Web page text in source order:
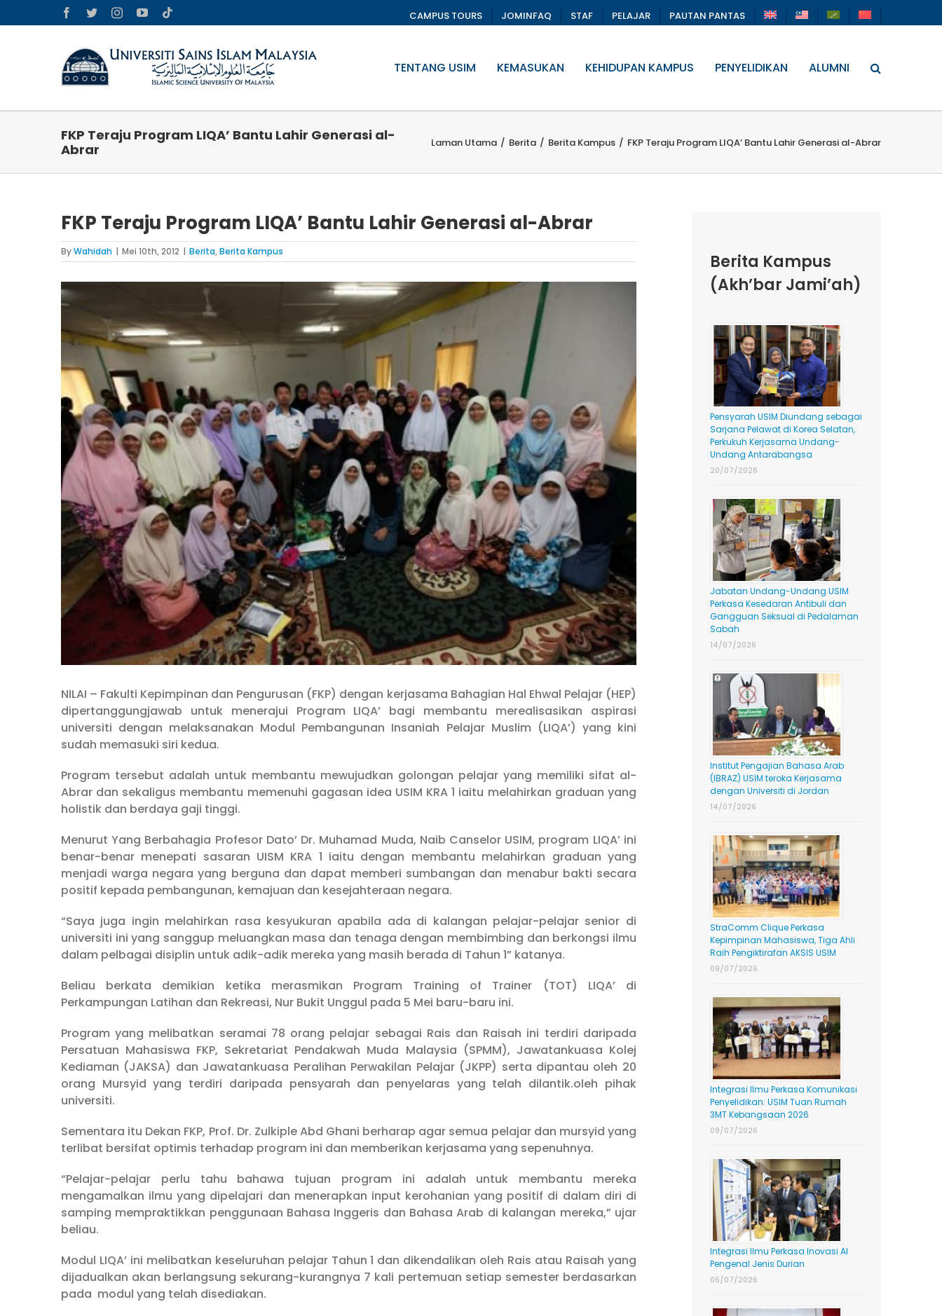
to
Facebook
TwitterInstagramYouTube CAMPUS TOURS JOMINFAQ STAF PELAJAR PAUTAN PANTAS
TENTANG USIM KEMASUKAN KEHIDUPAN KAMPUS PENYELIDIKAN ALUMNI
FKP Teraju Program LIQA’ Bantu Lahir Generasi al-
Abrar
Laman Utama / Berita / Berita Kampus / FKP Teraju Program LIQA’ Bantu Lahir Generasi al-Abrar
FKP Teraju Program LIQA’ Bantu Lahir Generasi al-Abrar
ByWahidah | Mei 10th, 2012 | Berita,Berita Kampus
View
Larger
NILAI – Fakulti Kepimpinan dan Pengurusan (FKP) dengan kerjasama Bahagian Hal Ehwal Pelajar (HEP)
dipertanggungjawab untuk menerajui Program LIQA’ bagi membantu merealisasikan aspirasi
universiti dengan melaksanakan Modul Pembangunan Insaniah Pelajar Muslim (LIQA’) yang kini
sudah memasuki siri kedua.
Program tersebut adalah untuk membantu mewujudkan golongan pelajar yang memiliki sifat al-
Abrar dan sekaligus membantu memenuhi gagasan idea USIM KRA 1 iaitu melahirkan graduan yang
holistik dan berdaya gaji tinggi.
Menurut Yang Berbahagia Profesor Dato’ Dr. Muhamad Muda, Naib Canselor USIM, program LIQA’ ini
benar-benar menepati sasaran UISM KRA 1 iaitu dengan membantu melahirkan graduan yang
menjadi warga negara yang berguna dan dapat memberi sumbangan dan menabur bakti secara
positif kepada pembangunan, kemajuan dan kesejahteraan negara.
“Saya juga ingin melahirkan rasa kesyukuran apabila ada di kalangan pelajar-pelajar senior di
universiti ini yang sanggup meluangkan masa dan tenaga dengan membimbing dan berkongsi ilmu
dalam pelbagai disiplin untuk adik-adik mereka yang masih berada di Tahun 1” katanya.
Beliau berkata demikian ketika merasmikan Program Training of Trainer (TOT) LIQA’ di
Perkampungan Latihan dan Rekreasi, Nur Bukit Unggul pada 5 Mei baru-baru ini.
Program yang melibatkan seramai 78 orang pelajar sebagai Rais dan Raisah ini terdiri daripada
Persatuan Mahasiswa FKP, Sekretariat Pendakwah Muda Malaysia (SPMM), Jawatankuasa Kolej
Kediaman (JAKSA) dan Jawatankuasa Peralihan Perwakilan Pelajar (JKPP) serta dipantau oleh 20
orang Mursyid yang terdiri daripada pensyarah dan penyelaras yang telah dilantik.oleh pihak
universiti.
Sementara itu Dekan FKP, Prof. Dr. Zulkiple Abd Ghani berharap agar semua pelajar dan mursyid yang
terlibat bersifat optimis terhadap program ini dan memberikan kerjasama yang sepenuhnya.
“Pelajar-pelajar perlu tahu bahawa tujuan program ini adalah untuk membantu mereka
mengamalkan ilmu yang dipelajari dan menerapkan input kerohanian yang positif di dalam diri di
samping mempraktikkan penggunaan Bahasa Inggeris dan Bahasa Arab di kalangan mereka,” ujar
beliau.
Modul LIQA’ ini melibatkan keseluruhan pelajar Tahun 1 dan dikendalikan oleh Rais atau Raisah yang
dijadualkan akan berlangsung sekurang-kurangnya 7 kali pertemuan setiap semester berdasarkan
pada modul yang telah disediakan.
Berita Kampus
(Akh’bar Jami’ah)
Pensyarah USIM Diundang sebagai
Sarjana Pelawat di Korea Selatan,
Perkukuh Kerjasama Undang-
Undang Antarabangsa
20/07/2026
Jabatan Undang-Undang USIM
Perkasa Kesedaran Antibuli dan
Gangguan Seksual di Pedalaman
Sabah
14/07/2026
Institut Pengajian Bahasa Arab
(IBRAZ) USIM teroka Kerjasama
dengan Universiti di Jordan
14/07/2026
StraComm Clique Perkasa
Kepimpinan Mahasiswa, Tiga Ahli
Raih Pengiktirafan AKSIS USIM
09/07/2026
Integrasi Ilmu Perkasa Komunikasi
Penyelidikan: USIM Tuan Rumah
3MT Kebangsaan 2026
09/07/2026
Integrasi Ilmu Perkasa Inovasi AI
Pengenal Jenis Durian
06/07/2026